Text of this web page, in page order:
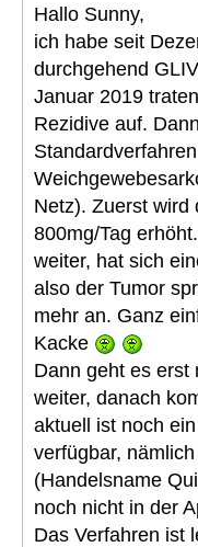
Hallo Sunny,
ich habe seit
durchgehend
Januar 2019
Rezidive auf.
Netz). Zuerst wird
800mg/Tag
weiter, hat sich
also der Tumor
mehr an. Ganz
Kacke
Dann geht es erst
weiter, danach
aktuell ist noch
verfügbar,
(Handelsname
noch nicht in der
Das Verfahren ist